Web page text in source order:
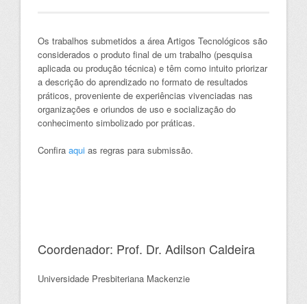
Os trabalhos submetidos a área Artigos Tecnológicos são
considerados o produto final de um trabalho (pesquisa
aplicada ou produção técnica) e têm como intuito priorizar
a descrição do aprendizado no formato de resultados
práticos, proveniente de experiências vivenciadas nas
organizações e oriundos de uso e socialização do
conhecimento simbolizado por práticas.
Confira aqui as regras para submissão.
Coordenador: Prof. Dr. Adilson Caldeira
Universidade Presbiteriana Mackenzie